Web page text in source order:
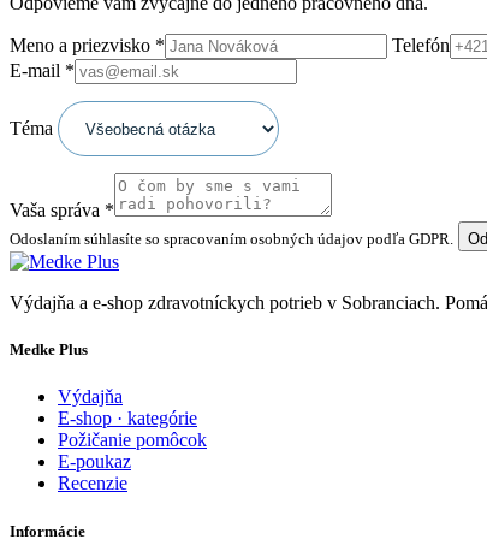
Meno a priezvisko *
Telefón
E-mail *
Téma
Vaša správa *
Odoslaním súhlasíte so spracovaním osobných údajov podľa GDPR.
Výdajňa a e-shop zdravotníckych potrieb v Sobranciach.
Medke Plus
Výdajňa
E-shop · kategórie
Požičanie pomôcok
E-poukaz
Recenzie
Informácie